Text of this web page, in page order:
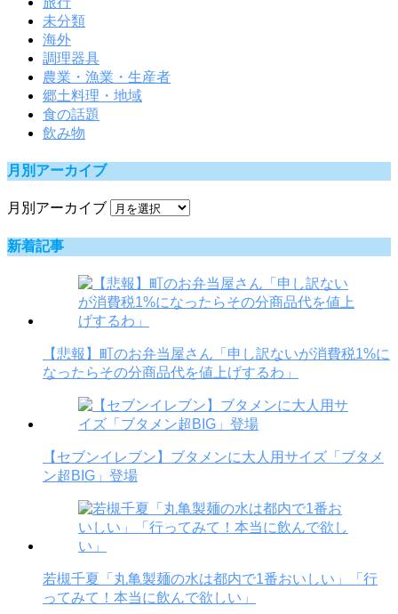
未分類
海外
調理器具
農業・漁業・生産者
郷土料理・地域
食の話題
飲み物
月別アーカイブ
月別アーカイブ
新着記事
【悲報】町のお弁当屋さん「申し訳ないが消費税1%に
なったらその分商品代を値上げするわ」
【セブンイレブン】ブタメンに大人用サイズ「ブタメ
ン超BIG」登場
若槻千夏「丸亀製麺の水は都内で1番おいしい」「行
ってみて！本当に飲んで欲しい」